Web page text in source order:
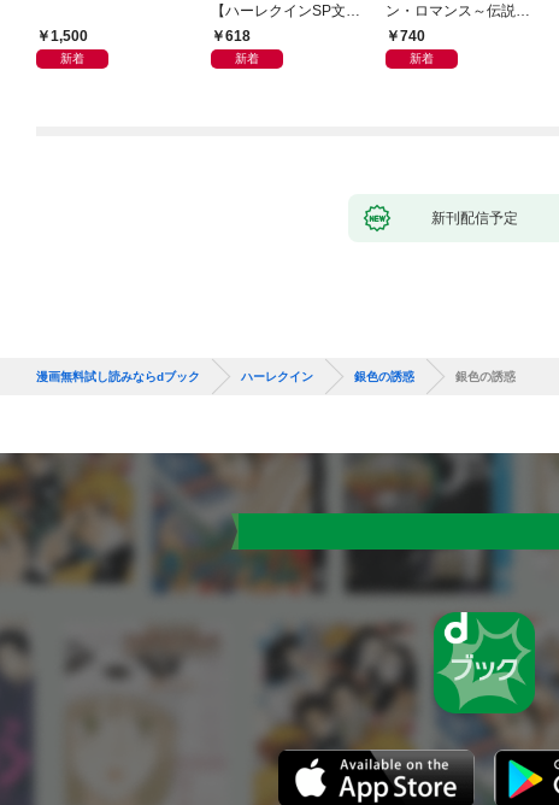
1,500
新着
【ハーレクインSP文庫
版】618
新着
ン・ロマンス～伝説の
名作選～【ハーレクイ
ン・ロマンス版】
740
新着
新刊配信予定
漫画無料試し読みならdブック ハーレクイン 銀色の誘惑 銀色の誘惑